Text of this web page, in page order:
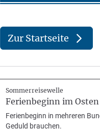
Zur Startseite
Sommerreisewelle
Ferienbeginn im
Ferienbeginn in mehreren
Geduld brauchen.